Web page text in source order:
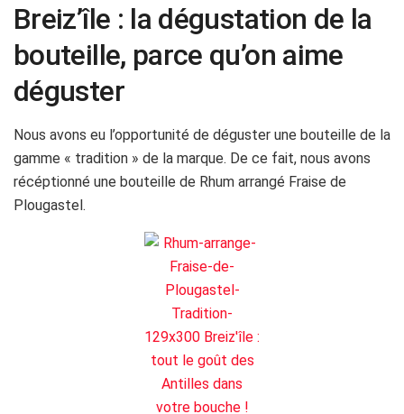
Breiz’île : la dégustation de la
bouteille, parce qu’on aime
déguster
Nous avons eu l’opportunité de déguster une bouteille de la
gamme « tradition » de la marque. De ce fait, nous avons
récéptionné une bouteille de Rhum arrangé Fraise de
Plougastel.